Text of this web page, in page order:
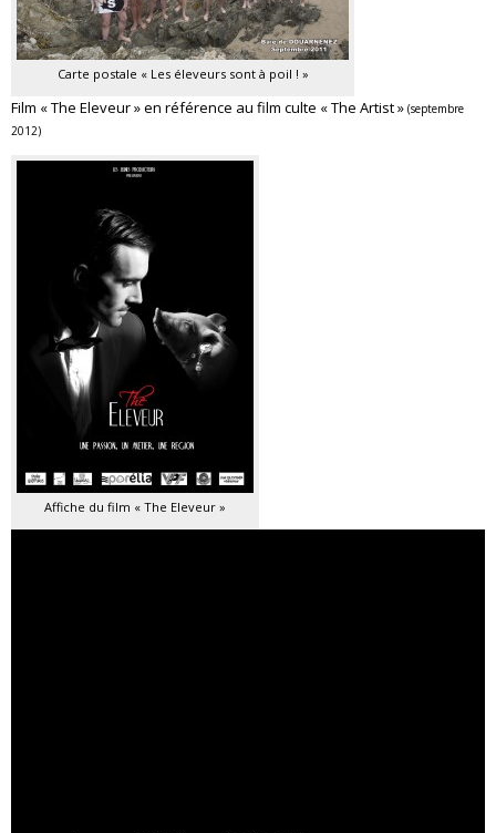
Carte postale « Les éleveurs sont à poil ! »
Film « The Eleveur » en référence au film culte « The Artist » (septembre
2012)
Affiche du film « The Eleveur »